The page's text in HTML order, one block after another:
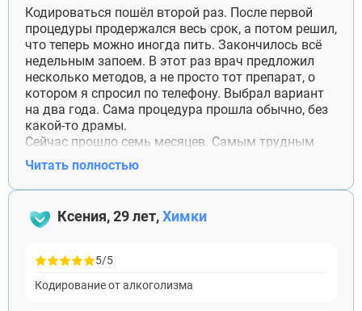
Кодироваться пошёл второй раз. После первой
процедуры продержался весь срок, а потом решил,
что теперь можно иногда пить. Закончилось всё
недельным запоем. В этот раз врач предложил
несколько методов, а не просто тот препарат, о
котором я спросил по телефону. Выбрал вариант
на два года. Сама процедура прошла обычно, без
какой-то драмы.
Сейчас прошло семь месяцев. Самым трудным
оказался отпуск: раньше там пил каждый день, а
теперь не знал, чем занять вечера. Один раз уже
стоял у кассы с бутылкой, потом оставил её и
полностью меня изменила. Но она дала время
врачу спасибо.
Читать полностью
Ксения, 29 лет,Химки
5/5
Кодирование от алкоголизма